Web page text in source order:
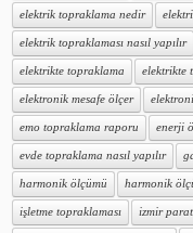
elektrik topraklama nedir
elektrik topraklaması nasıl yapılır
elektrikte topraklama elektrikte
elektronik mesafe ölçer
emo topraklama raporu enerji
evde topraklama nasıl yapılır
harmonik ölçümü harmonik
işletme topraklaması izmir